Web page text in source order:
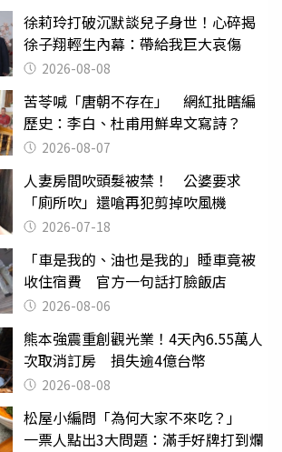
徐莉玲打破沉默談兒子身世！心碎揭
徐子翔輕生內幕：帶給我巨大哀傷
2026-08-08
苦苓喊「唐朝不存在」 網紅批瞎編
歷史：李白、杜甫用鮮卑文寫詩？
2026-08-07
人妻房間吹頭髮被禁！ 公婆要求
「廁所吹」還嗆再犯剪掉吹風機
2026-07-18
「車是我的、油也是我的」睡車竟被
收住宿費 官方一句話打臉飯店
2026-08-06
熊本強震重創觀光業！4天內6.55萬人
次取消訂房 損失逾4億台幣
2026-08-08
松屋小編問「為何大家不來吃？」
一票人點出3大問題：滿手好牌打到爛